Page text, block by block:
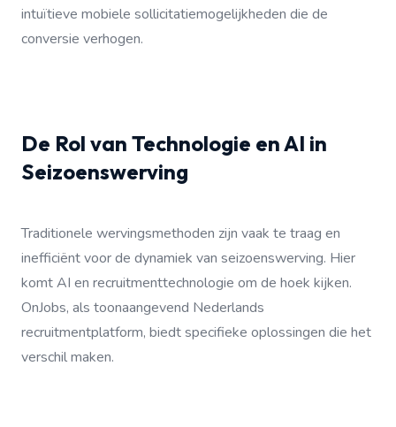
intuïtieve mobiele sollicitatiemogelijkheden die de
conversie verhogen.
De Rol van Technologie en AI in
Seizoenswerving
Traditionele wervingsmethoden zijn vaak te traag en
inefficiënt voor de dynamiek van seizoenswerving. Hier
komt AI en recruitmenttechnologie om de hoek kijken.
OnJobs, als toonaangevend Nederlands
recruitmentplatform, biedt specifieke oplossingen die het
verschil maken.